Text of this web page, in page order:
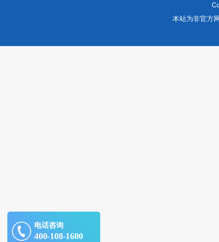
本站为非官方
电话咨询
400-108-1600